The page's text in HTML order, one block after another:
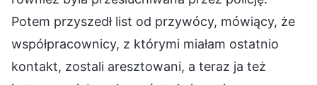
Potem przyszedł list od przywócy, mówiący, że
współpracownicy, z którymi miałam ostatnio
kontakt, zostali aresztowani, a teraz ja też